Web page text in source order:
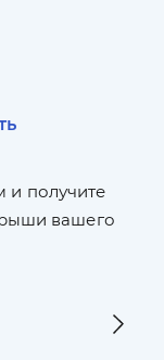
и получите
вашего